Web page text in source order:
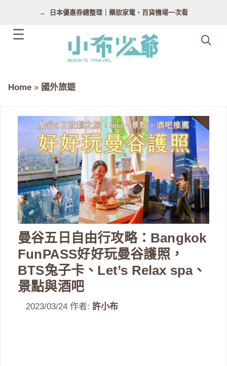
日本優惠券總整理｜藥妝家電、百貨機場一次看
Home » 國外旅遊
曼谷五日自由行攻略：Bangkok
FunPASS好好玩曼谷護照，
BTS兔子卡、Let’s Relax spa、
景點與酒吧
2023/03/24 作者: 許小布